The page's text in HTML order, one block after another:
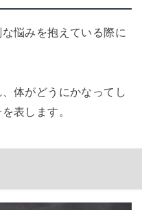
悩みを抱えている際に
体がどうにかなってし
表します。